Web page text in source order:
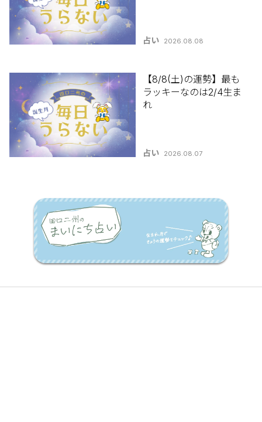
占い 2026.08.08
【8/8(土)の運勢】最も
ラッキーなのは2/4生ま
れ
占い 2026.08.07